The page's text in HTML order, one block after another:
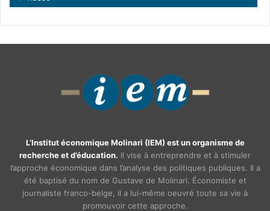
L’Institut économique Molinari (IEM) est un organisme de
recherche et d’éducation. Il vise à entreprendre et à stimuler
l’approche économique dans l’analyse des politiques publiques. Il a
été baptisé du nom de Gustave de Molinari. Économiste et
journaliste franco-belge, il a lui-même oeuvré toute sa vie à
promouvoir cette approche.